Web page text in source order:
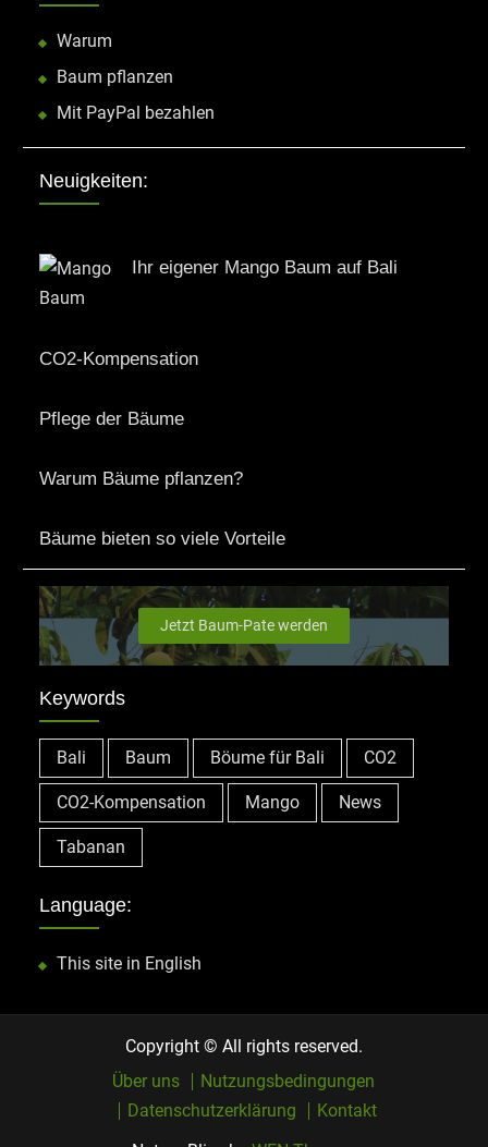
Warum
Baum pflanzen
Mit PayPal bezahlen
Neuigkeiten:
Ihr eigener Mango Baum auf Bali
CO2-Kompensation
Pflege der Bäume
Warum Bäume pflanzen?
Bäume bieten so viele Vorteile
Jetzt Baum-Pate werden
Keywords
Bali Baum Böume für Bali CO2
CO2-Kompensation Mango News
Tabanan
Language:
This site in English
Copyright © All rights reserved.
Über uns
Nutzungsbedingungen
Datenschutzerklärung
Kontakt